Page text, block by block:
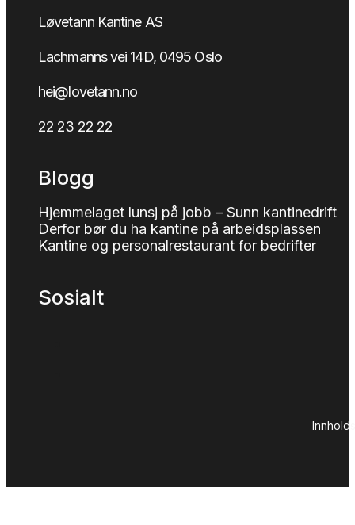
Løvetann Kantine AS
Lachmanns vei 14D, 0495 Oslo
hei@lovetann.no
22 23 22 22
Blogg
Hjemmelaget lunsj på jobb – Sunn kantinedrift
Derfor bør du ha kantine på arbeidsplassen
Kantine og personalrestaurant for bedrifter
Sosialt